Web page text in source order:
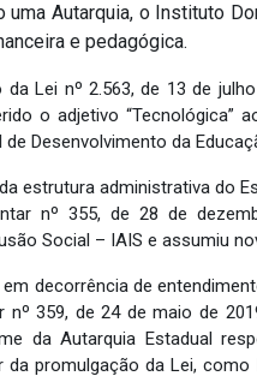
uma Autarquia, o Instituto
e pedagógica.
da Lei nº 2.563, de 13 de
o adjetivo “Tecnológica”
de Desenvolvimento da
estrutura administrativa do
nº 355, de 28 de
Social – IAIS e assumiu
em decorrência de
nº 359, de 24 de maio de
da Autarquia Estadual
da promulgação da Lei,